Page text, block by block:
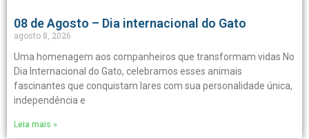
08 de Agosto – Dia internacional do Gato
agosto 8, 2026
Uma homenagem aos companheiros que transformam vidas No
Dia Internacional do Gato, celebramos esses animais
fascinantes que conquistam lares com sua personalidade única,
independência e
Leia mais »